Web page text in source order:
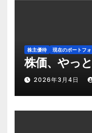
株主優待 現在のポートフ
株価、やっ
2026年3月4日